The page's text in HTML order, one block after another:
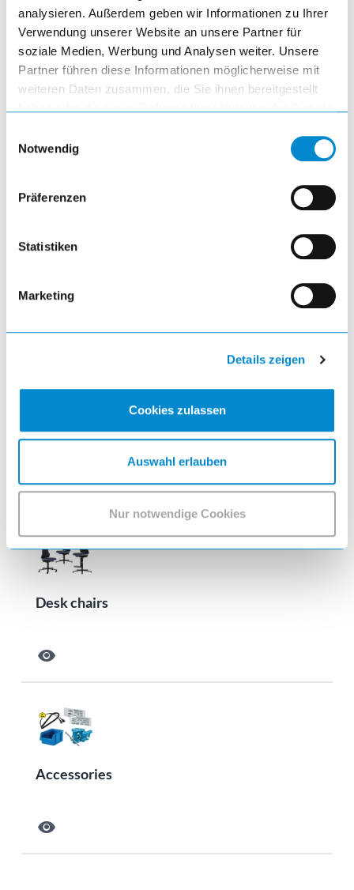
analysieren. Außerdem geben wir Informationen zu Ihrer
Verwendung unserer Website an unsere Partner für
soziale Medien, Werbung und Analysen weiter. Unsere
Partner führen diese Informationen möglicherweise mit
weiteren Daten zusammen, die Sie ihnen bereitgestellt
Notwendig
Präferenzen
Statistiken
Marketing
Details zeigen
Cookies zulassen
Auswahl erlauben
Nur notwendige Cookies
Workstations move
visibility
Test and inspection workstations
visibility
Desk chairs
visibility
Accessories
visibility